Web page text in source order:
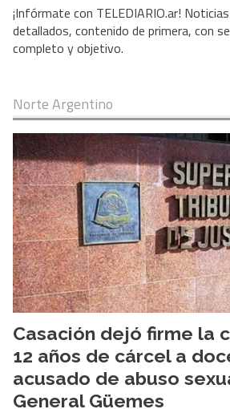
¡Infórmate con TELEDIARIO.ar!
detallados, contenido de primera, con
completo y objetivo.
Norte Argentino
Casación dejó firme la
12 años de cárcel a
acusado de abuso
General Güemes